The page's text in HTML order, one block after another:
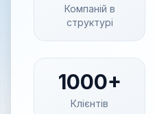
Компаній в
структурі
1000+
Клієнтів